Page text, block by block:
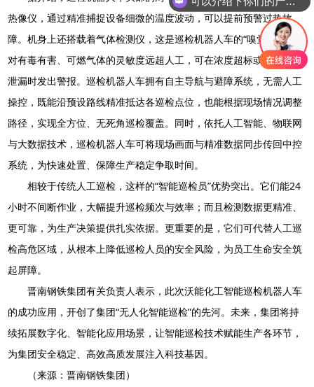
热像仪，通过精准捕捉设备细微的温度波动，可以提前预警过热故
障。机身上还搭载着气体检测仪，这是巡检机器人车的“嗅觉器官”，
对有毒有害、可燃气体的灵敏度远超人工，可在浓度超标或化工介质
泄漏时发出警报。巡检机器人车拥有自主导航与避障系统，无需人工
操控，既能沿预设路线精准抵达各巡检点位，也能根据现场情况调整
路径，实现全方位、无死角巡检覆盖。同时，依托人工智能、物联网
与大数据技术，巡检机器人车可将现场画面与精准数据同步传回中控
系统，为快速处置、保障生产稳定争取时间。
相较于传统人工巡检，这样的“智能巡检员”优势突出。它们能24
小时不间断作业，大幅提升巡检频次与效率；而且检测数据更精准、
更可靠，为生产决策提供扎实依据。更重要的是，它们可代替人工巡
检高危区域，从根本上降低巡检人员的安全风险，为员工生命安全筑
起屏障。
晋南钢铁集团有关负责人表示，此次沃能化工智能巡检机器人车
的成功应用，开创了集团“无人化智能巡检”的先河。未来，集团将持
续拓展数字化、智能化应用场景，让智能巡检技术赋能生产各环节，
为集团安全稳定、高效高质发展注入科技基因。
（来源：晋南钢铁集团）